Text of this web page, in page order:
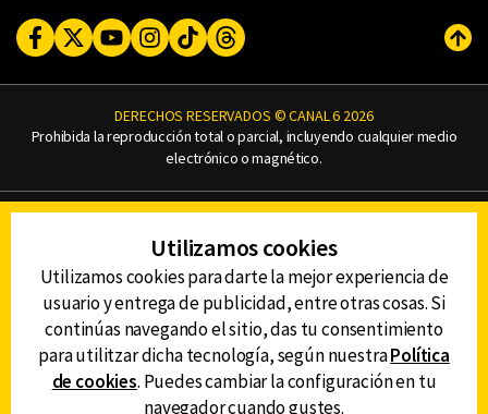
FacebookTwitterYoutubeInstagram
TikTokThreads
DERECHOS RESERVADOS © CANAL 6 2026
Prohibida la reproducción total o parcial, incluyendo cualquier medio
electrónico o magnético.
AVISO DE PRIVACIDAD
AVISO LEGAL
DEFENSORÍA DE LAS AUDIENCIAS
DESCARGA LA APP DE CANAL 6
Utilizamos cookies
Utilizamos cookies para darte la mejor experiencia de
usuario y entrega de publicidad, entre otras cosas. Si
continúas navegando el sitio, das tu consentimiento
para utilitzar dicha tecnología, según nuestraPolítica
de cookies. Puedes cambiar la configuración en tu
navegador cuando gustes.